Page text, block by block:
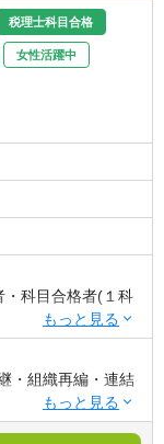
税理士科目合格
女性活躍中
科目合格者(１科
・事業会社での財
・組織再編・連結